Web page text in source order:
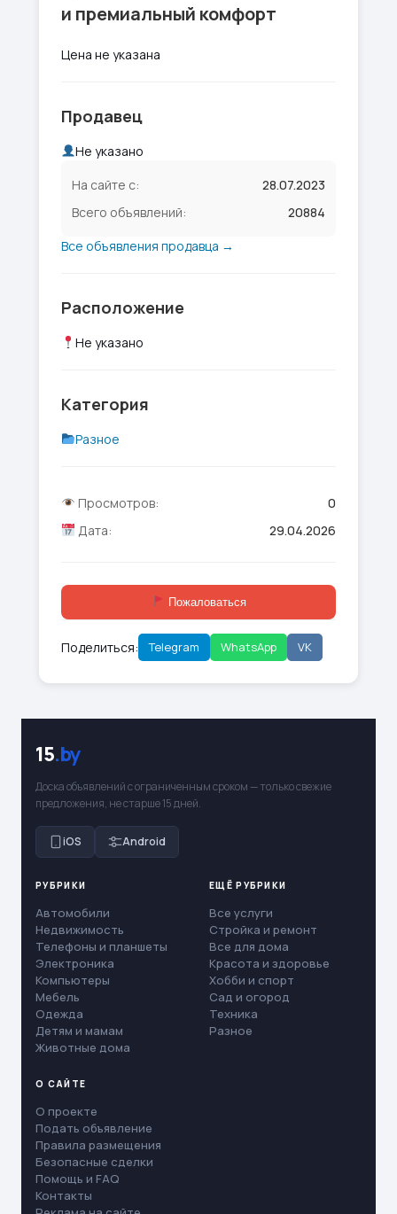
и премиальный комфорт
Цена не указана
Продавец
Не указано
На сайте с:
28.07.2023
Всего объявлений:
20884
Все объявления продавца →
Расположение
Не указано
Категория
Разное
Просмотров:
0
Дата:
29.04.2026
Пожаловаться
Поделиться: Telegram WhatsApp VK
15.by
Доска объявлений с ограниченным сроком — только свежие
предложения, не старше 15 дней.
iOS Android
РУБРИКИ
Автомобили
Недвижимость
Телефоны и планшеты
Электроника
Компьютеры
Мебель
Одежда
Детям и мамам
Животные дома
ЕЩЁ РУБРИКИ
Все услуги
Стройка и ремонт
Все для дома
Красота и здоровье
Хобби и спорт
Сад и огород
Техника
Разное
О САЙТЕ
О проекте
Подать объявление
Правила размещения
Безопасные сделки
Помощь и FAQ
Контакты